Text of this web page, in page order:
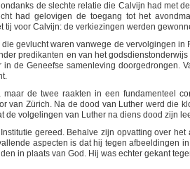
de slechte relatie die Calvijn had met
had gelovigen de toegang tot het
tij voor Calvijn: de verkiezingen werden
gevlucht waren vanwege de vervolgingen in
predikanten en van het
de Geneefse samenleving doorgedrongen.
de twee raakten in een fundamenteel
van Zürich. Na de dood van Luther werd die
de volgelingen van Luther na diens dood zijn
gereed. Behalve zijn opvatting over
aspecten is dat hij tegen afbeeldingen
in plaats van God. Hij was echter gekant